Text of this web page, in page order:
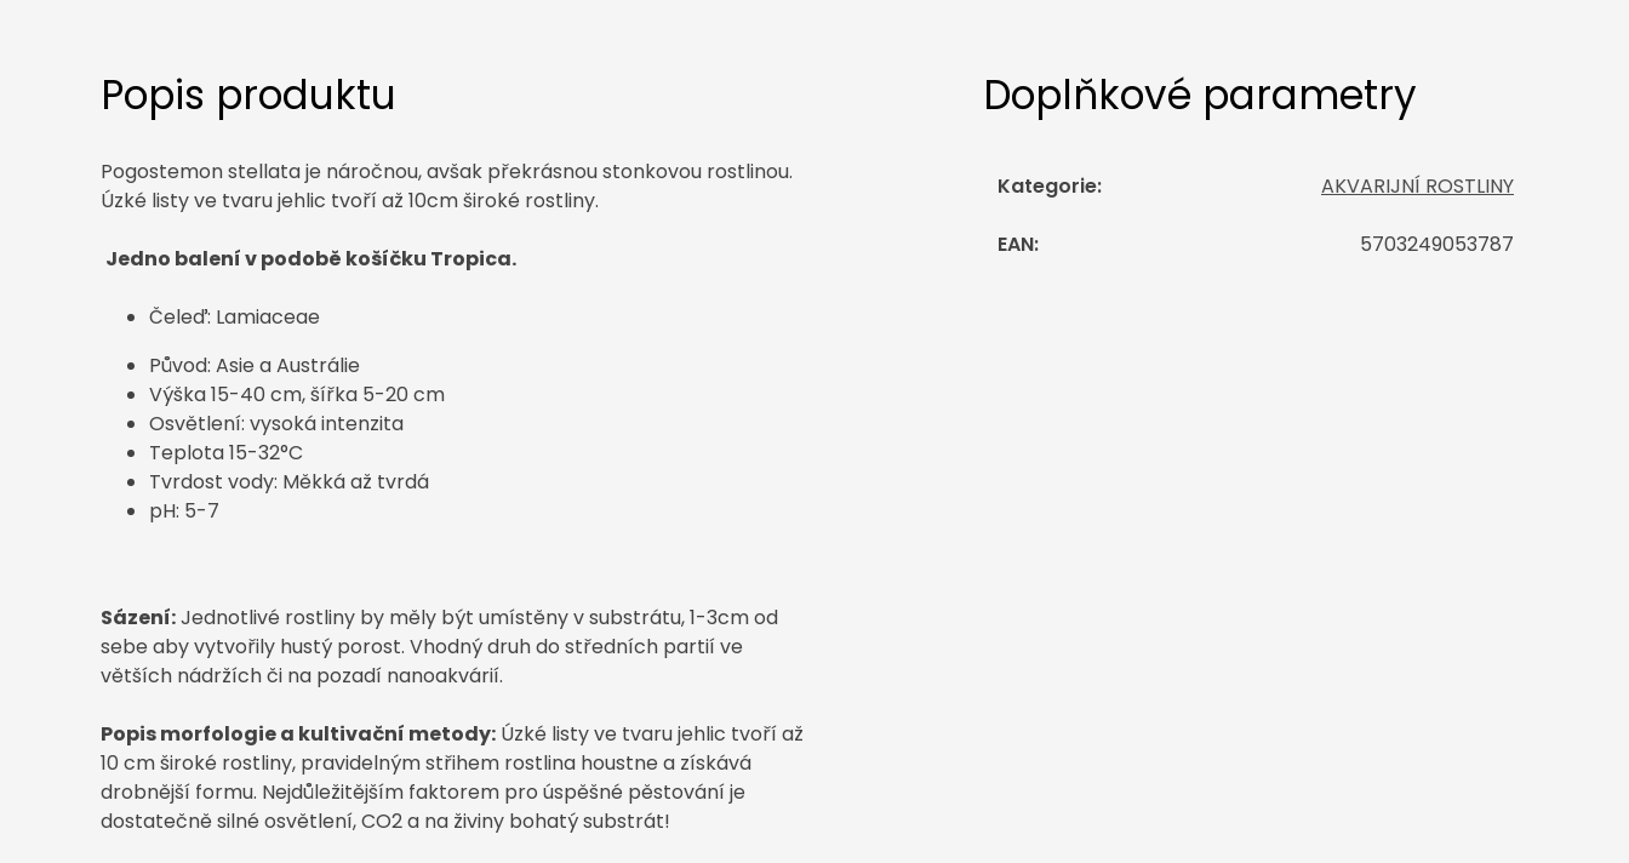
Popis produktu
Pogostemon stellata je náročnou, avšak překrásnou stonkovou rostlinou.
Úzké listy ve tvaru jehlic tvoří až 10cm široké rostliny.
Jedno balení v podobě košíčku Tropica.
Čeleď: Lamiaceae
Původ: Asie a Austrálie
Výška 15-40 cm, šířka 5-20 cm
Osvětlení: vysoká intenzita
Teplota 15-32°C
Tvrdost vody: Měkká až tvrdá
pH: 5-7
Sázení:Jednotlivé rostliny by měly být umístěnyv substrátu,1-3cm od
sebe aby vytvořily hustý porost. Vhodný druh do středních partií ve
větších nádržích či na pozadí nanoakvárií.
Popismorfologiea kultivační metody: Úzké listy ve tvaru jehlic tvoří až
10 cm široké rostliny, pravidelným střihem rostlina houstne a získává
drobnější formu. Nejdůležitějším faktorem pro úspěšné pěstování je
dostatečně silné osvětlení, CO2 a na živiny bohatý substrát!
Doplňkové parametry
Kategorie: AKVARIJNÍ ROSTLINY
EAN: 5703249053787